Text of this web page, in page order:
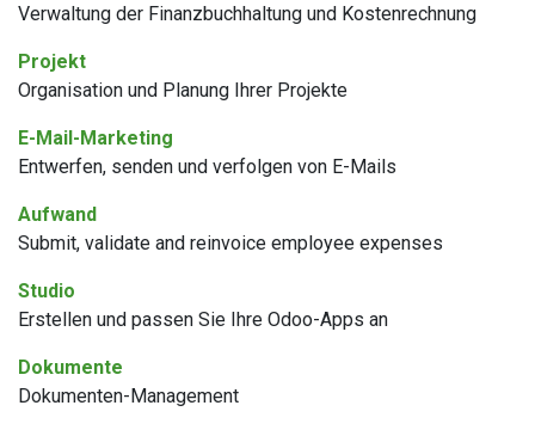
Verwaltung der Finanzbuchhaltung und Kostenrechnung
Projekt
Organisation und Planung Ihrer Projekte
E-Mail-Marketing
Entwerfen, senden und verfolgen von E-Mails
Aufwand
Submit, validate and reinvoice employee expenses
Studio
Erstellen und passen Sie Ihre Odoo-Apps an
Dokumente
Dokumenten-Management